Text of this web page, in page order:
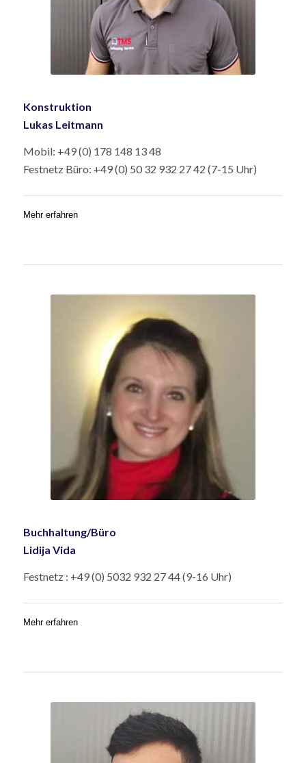
Konstruktion
Lukas Leitmann
Mobil: +49 (0) 178 148 13 48
Festnetz Büro: +49 (0) 50 32 932 27 42 (7-15 Uhr)
Mehr erfahren
Buchhaltung/Büro
Lidija Vida
Festnetz : +49 (0) 5032 932 27 44 (9-16 Uhr)
Mehr erfahren